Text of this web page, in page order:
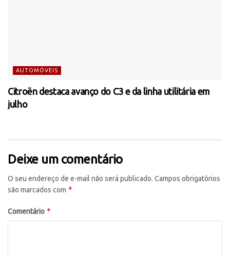
AUTOMÓVEIS
Citroën destaca avanço do C3 e da linha utilitária em
julho
Deixe um comentário
O seu endereço de e-mail não será publicado. Campos obrigatórios
são marcados com *
Comentário *